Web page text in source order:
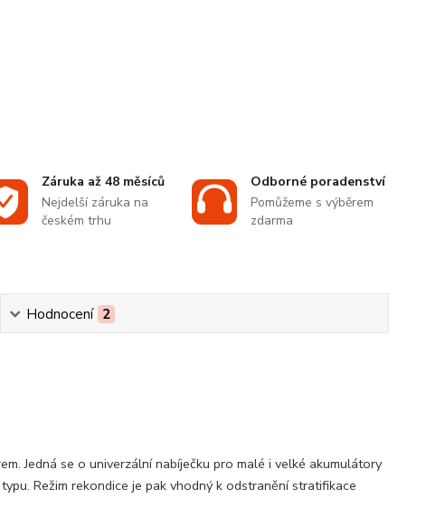
Záruka až 48 měsíců
Nejdelší záruka na
českém trhu
Odborné poradenství
Pomůžeme s výběrem
zdarma
Hodnocení 2
Jedná se o univerzální nabíječku pro malé i velké akumulátory
Režim rekondice je pak vhodný k odstranění stratifikace